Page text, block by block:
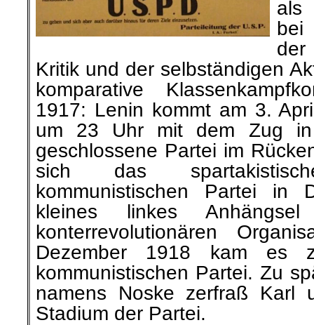
als
bei
Kritik und der selbständigen
komparative
1917: Lenin kommt am 3.
um 23 Uhr mit dem Zug
geschlossene Partei im
sich das
kommunistischen Partei in
kleines linkes
konterrevolutionären
Dezember 1918 kam es
kommunistischen Partei. Zu
namens Noske zerfraß Karl
Stadium der Partei.